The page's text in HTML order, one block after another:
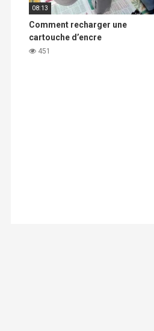
08:13
Comment recharger une
cartouche d’encre
d’imprimante laser Samsung
451